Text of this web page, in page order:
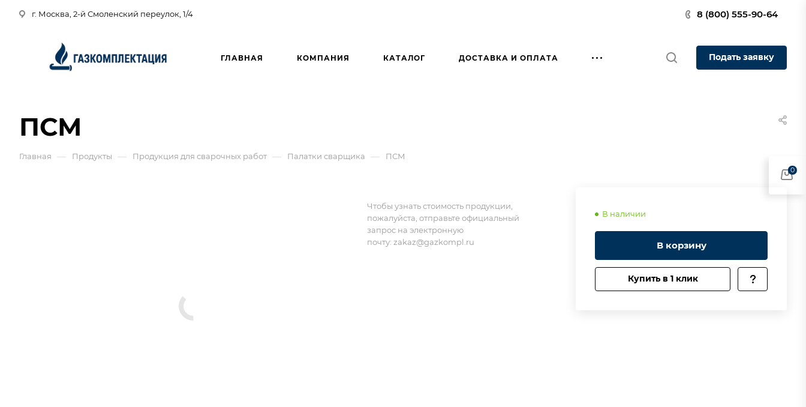
г. Москва, 2-й Смоленский переулок, 1/4 8 (800) 555-90-64
ГЛАВНАЯ КОМПАНИЯ КАТАЛОГ ДОСТАВКА И ОПЛАТА Подать заявку
ПСМ
Главная — Продукты — Продукция для сварочных работ — Палатки сварщика — ПСМ
В наличии
В корзину
Купить в 1 клик
Чтобы узнать стоимость продукции,
пожалуйста, отправьте официальный
запрос на электронную
почту: zakaz@gazkompl.ru
0